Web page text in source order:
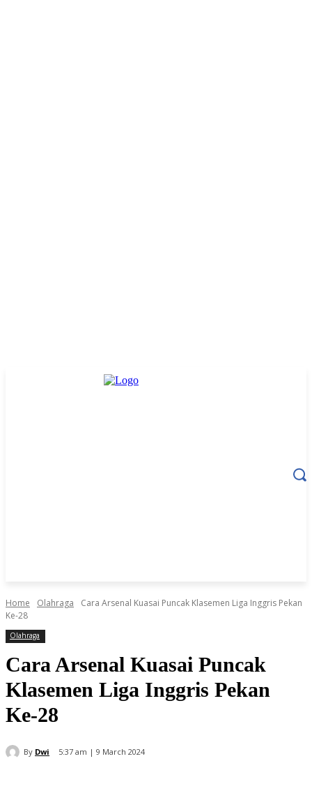
Home Olahraga
Cara Arsenal Kuasai Puncak Klasemen Liga Inggris Pekan
Ke-28
Olahraga
Cara Arsenal Kuasai Puncak
Klasemen Liga Inggris Pekan
Ke-28
By Dwi 5:37 am | 9 March 2024